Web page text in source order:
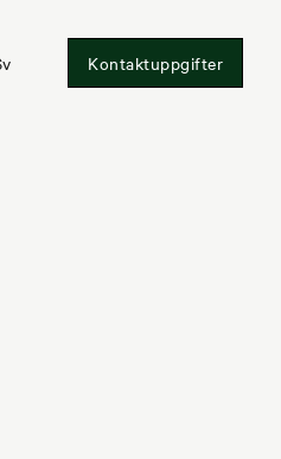
Kontaktuppgifter